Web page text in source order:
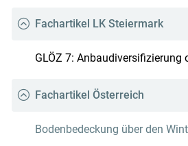
Fachartikel LK Steiermark
GLÖZ 7: Anbaudiversifizierung
Fachartikel Österreich
Bodenbedeckung über den